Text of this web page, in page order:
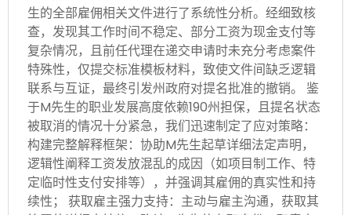
生的全部雇佣相关文件进行了系统性分析。经细致核
查，发现其工作时间不稳定、部分工资为现金支付等
复杂情况，且前任代理在递交申请时未充分考虑案件
特殊性，仅提交标准模板材料，致使文件间缺乏逻辑
联系与互证，最终引发州政府对提名批准的撤销。 鉴
于M先生的职业发展高度依赖190州担保，且提名状态
被取消的情况十分紧急，我们迅速制定了应对策略：
构建完整解释框架：协助M先生起草详细法定声明，
逻辑性阐释工资发放混乱的成因（如项目制工作、特
定临时性支付安排等），并强调其雇佣的真实性和持
续性； 获取雇主强力支持：主动与雇主沟通，获取其